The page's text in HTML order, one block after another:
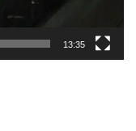
13:35